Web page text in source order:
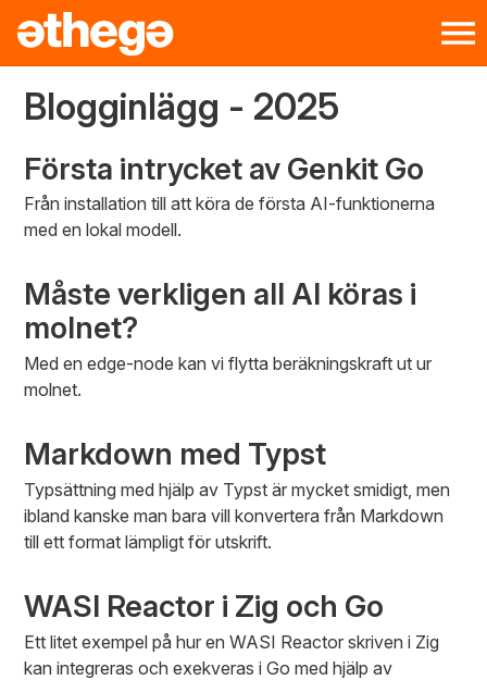
Blogginlägg - 2025
Första intrycket av Genkit Go
Från installation till att köra de första AI-funktionerna
med en lokal modell.
Måste verkligen all AI köras i
molnet?
Med en edge-node kan vi flytta beräkningskraft ut ur
molnet.
Markdown med Typst
Typsättning med hjälp av Typst är mycket smidigt, men
ibland kanske man bara vill konvertera från Markdown
till ett format lämpligt för utskrift.
WASI Reactor i Zig och Go
Ett litet exempel på hur en WASI Reactor skriven i Zig
kan integreras och exekveras i Go med hjälp av